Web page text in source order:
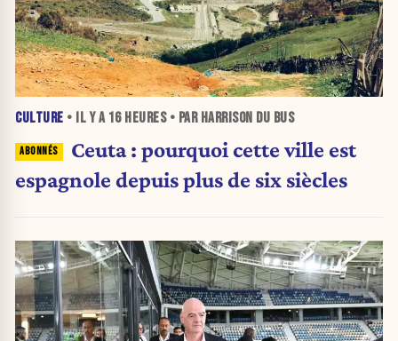
CULTURE • IL Y A 16 HEURES• PAR HARRISON DU BUS
Ceuta : pourquoi cette ville est
espagnole depuis plus de six siècles